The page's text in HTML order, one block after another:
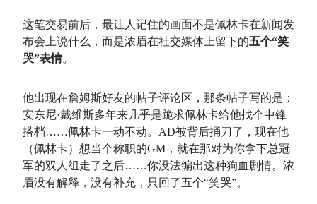
这笔交易前后，最让人记住的画面不是佩林卡在新闻发
布会上说什么，而是浓眉在社交媒体上留下的五个“笑
哭”表情。
他出现在詹姆斯好友的帖子评论区，那条帖子写的是：
安东尼·戴维斯多年来几乎是跪求佩林卡给他找个中锋
搭档……佩林卡一动不动。AD被背后捅刀了，现在他
（佩林卡）想当个称职的GM，就在那对为你拿下总冠
军的双人组走了之后……你没法编出这种狗血剧情。浓
眉没有解释，没有补充，只回了五个“笑哭”。